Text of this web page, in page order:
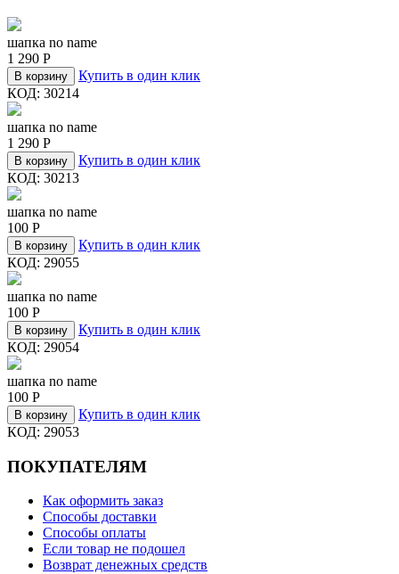
шапка no name
1 290 Р
В корзину
Купить в один клик
КОД: 30214
шапка no name
1 290 Р
В корзину
Купить в один клик
КОД: 30213
шапка no name
100 Р
В корзину
Купить в один клик
КОД: 29055
шапка no name
100 Р
В корзину
Купить в один клик
КОД: 29054
шапка no name
100 Р
В корзину
Купить в один клик
КОД: 29053
ПОКУПАТЕЛЯМ
Как оформить заказ
Способы доставки
Способы оплаты
Если товар не подошел
Возврат денежных средств